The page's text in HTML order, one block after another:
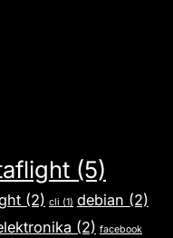
(5)
(2) cli (1) debian (2)
(2) facebook